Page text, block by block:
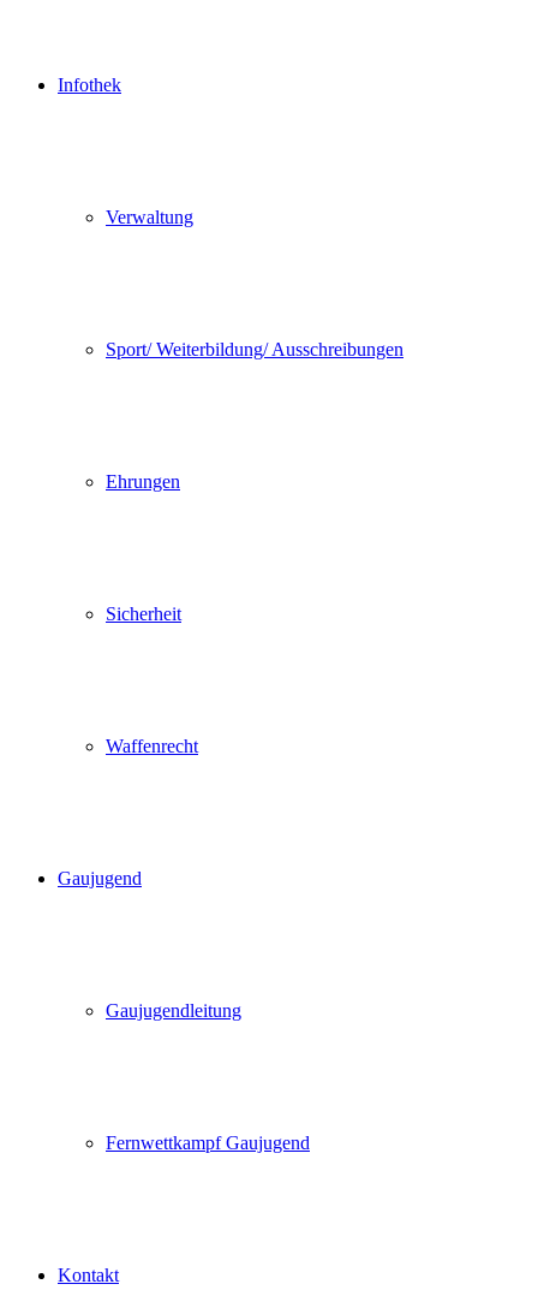
Infothek
Verwaltung
Sport/ Weiterbildung/ Ausschreibungen
Ehrungen
Sicherheit
Waffenrecht
Gaujugend
Gaujugendleitung
Fernwettkampf Gaujugend
Kontakt